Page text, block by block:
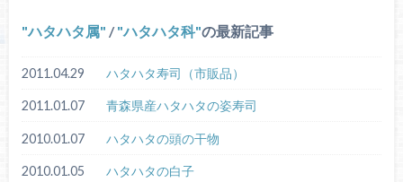
ハタハタ属 / ハタハタ科 の最新記事
2011.04.29 ハタハタ寿司（市販品）
2011.01.07 青森県産ハタハタの姿寿司
2010.01.07 ハタハタの頭の干物
2010.01.05 ハタハタの白子